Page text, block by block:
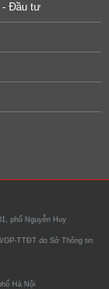
- Đầu tư
phố Nguyễn Huy
GP-TTĐT do Sở Thông tin
Hà Nội